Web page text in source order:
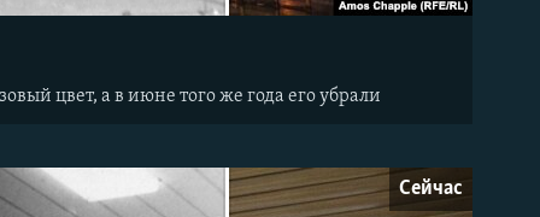
цвет, а в июне того же года его убрали
Сейчас